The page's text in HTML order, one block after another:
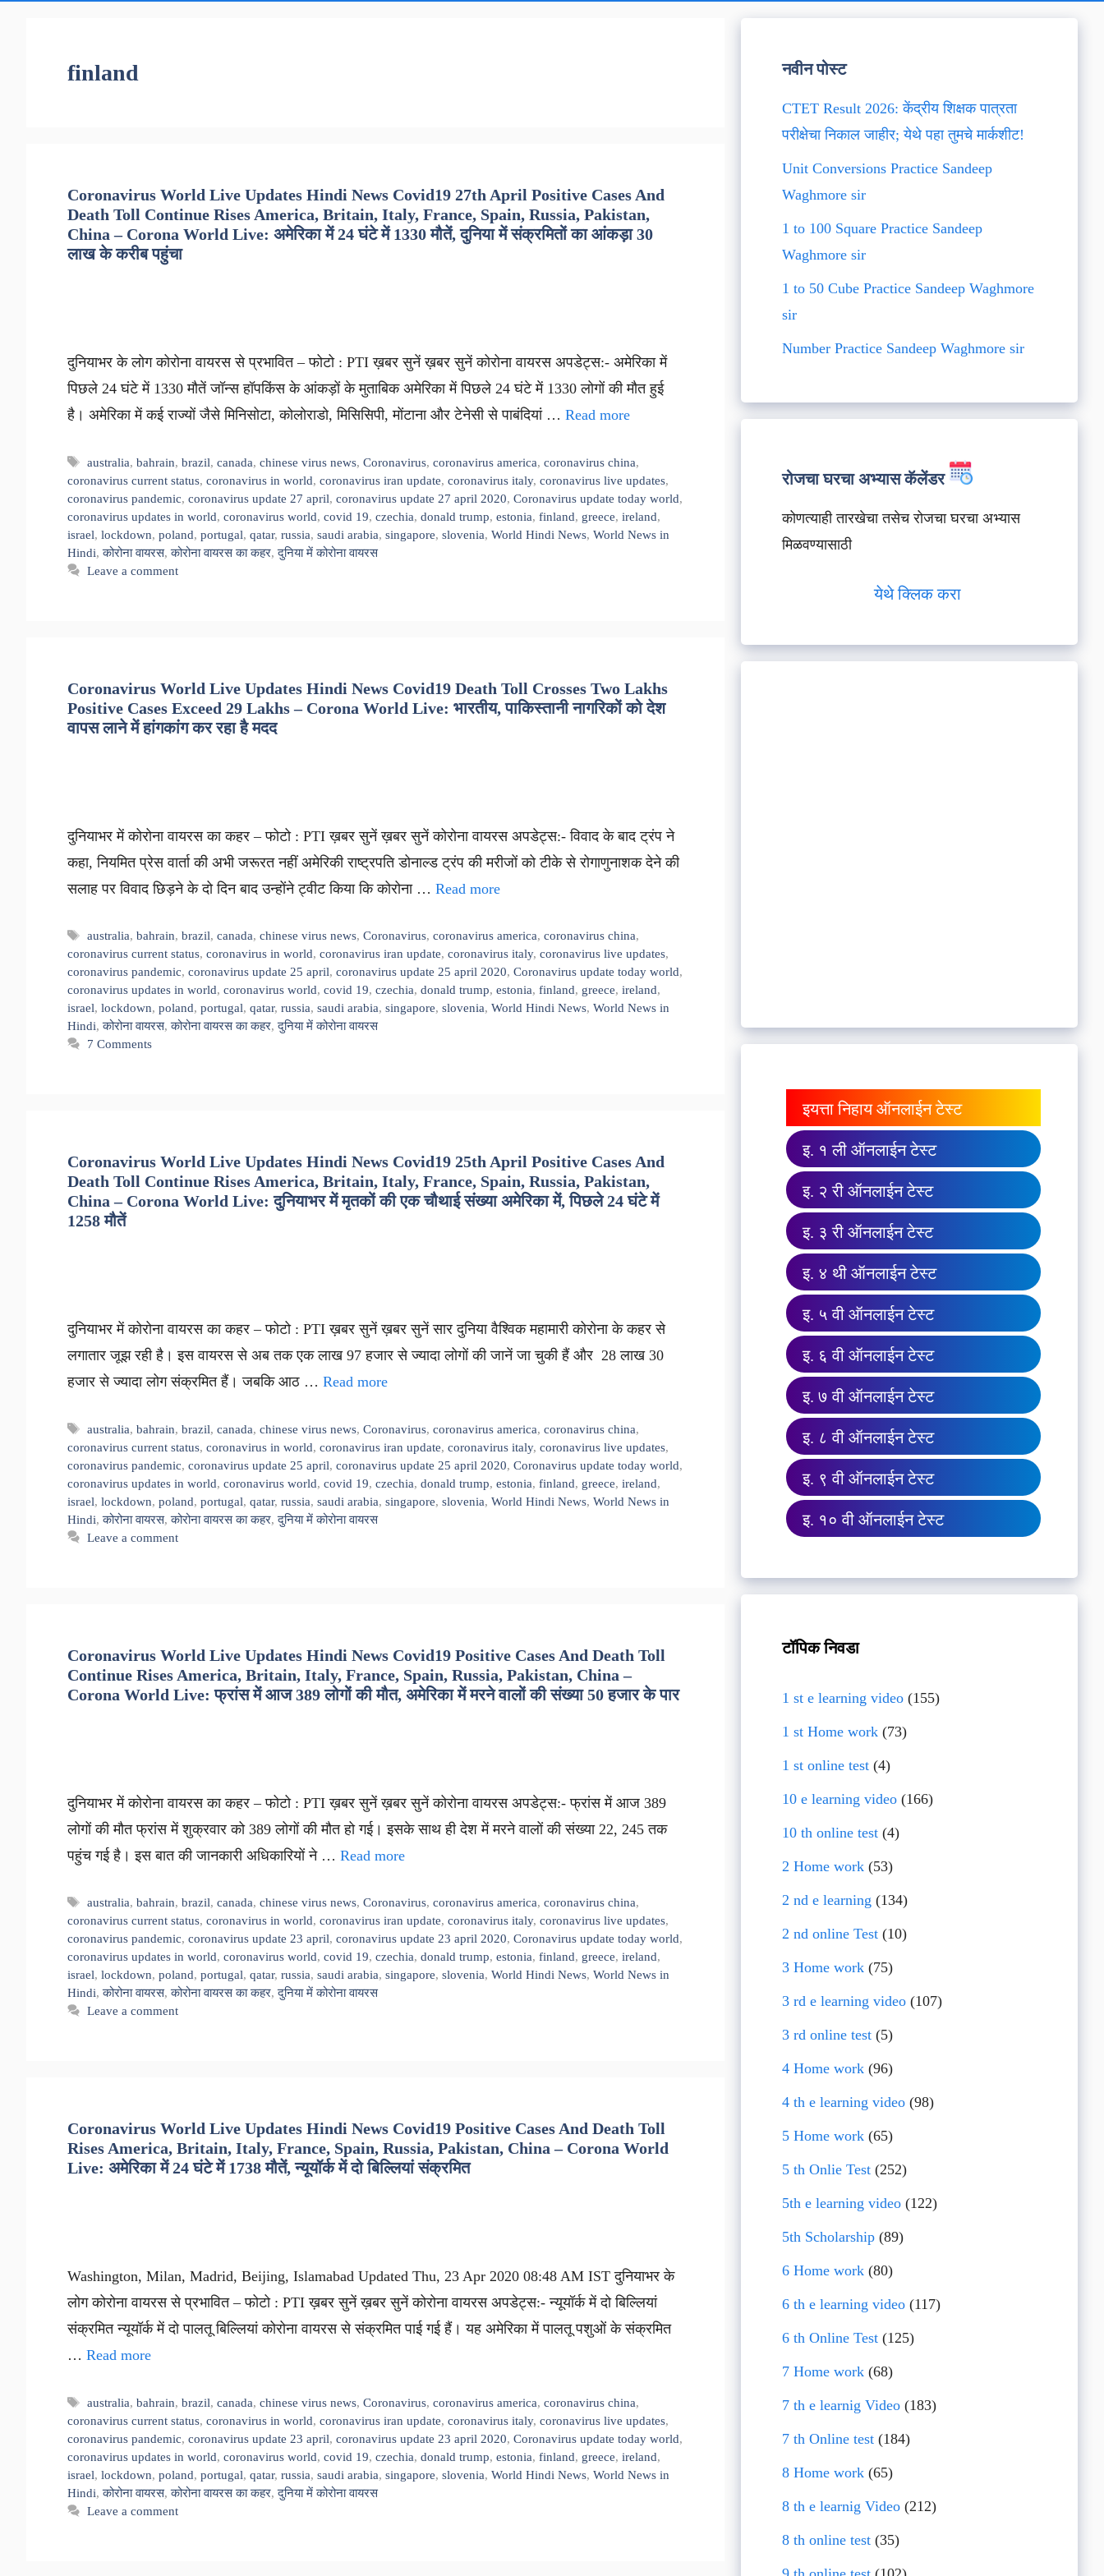
finland
Coronavirus World Live Updates Hindi News Covid19 27th April Positive Cases And
Death Toll Continue Rises America, Britain, Italy, France, Spain, Russia, Pakistan,
China – Corona World Live: अमेरिका में 24 घंटे में 1330 मौतें, दुनिया में संक्रमितों का आंकड़ा 30
लाख के करीब पहुंचा
दुनियाभर के लोग कोरोना वायरस से प्रभावित – फोटो : PTI ख़बर सुनें ख़बर सुनें कोरोना वायरस अपडेट्स:- अमेरिका में
पिछले 24 घंटे में 1330 मौतें जॉन्स हॉपकिंस के आंकड़ों के मुताबिक अमेरिका में पिछले 24 घंटे में 1330 लोगों की मौत हुई
है। अमेरिका में कई राज्यों जैसे मिनिसोटा, कोलोराडो, मिसिसिपी, मोंटाना और टेनेसी से पाबंदियां … Read more
Tags
australia,bahrain,brazil,canada,chinese virus news,Coronavirus,coronavirus america,coronavirus china,
coronavirus current status, coronavirus in world, coronavirus iran update, coronavirus italy, coronavirus live updates,
coronavirus pandemic, coronavirus update 27 april, coronavirus update 27 april 2020, Coronavirus update today world,
coronavirus updates in world, coronavirus world, covid 19, czechia, donald trump, estonia, finland, greece, ireland,
israel, lockdown, poland, portugal, qatar, russia, saudi arabia, singapore, slovenia, World Hindi News, World News in
Hindi,कोरोना वायरस,कोरोना वायरस का कहर,दुनिया में कोरोना वायरस
Leave a comment
Coronavirus World Live Updates Hindi News Covid19 Death Toll Crosses Two Lakhs
Positive Cases Exceed 29 Lakhs – Corona World Live: भारतीय, पाकिस्तानी नागरिकों को देश
वापस लाने में हांगकांग कर रहा है मदद
दुनियाभर में कोरोना वायरस का कहर – फोटो : PTI ख़बर सुनें ख़बर सुनें कोरोना वायरस अपडेट्स:- विवाद के बाद ट्रंप ने
कहा, नियमित प्रेस वार्ता की अभी जरूरत नहीं अमेरिकी राष्ट्रपति डोनाल्ड ट्रंप की मरीजों को टीके से रोगाणुनाशक देने की
सलाह पर विवाद छिड़ने के दो दिन बाद उन्होंने ट्वीट किया कि कोरोना … Read more
Tags
australia,bahrain,brazil,canada,chinese virus news,Coronavirus,coronavirus america,coronavirus china,
coronavirus current status, coronavirus in world, coronavirus iran update, coronavirus italy, coronavirus live updates,
coronavirus pandemic, coronavirus update 25 april, coronavirus update 25 april 2020, Coronavirus update today world,
coronavirus updates in world, coronavirus world, covid 19, czechia, donald trump, estonia, finland, greece, ireland,
israel, lockdown, poland, portugal, qatar, russia, saudi arabia, singapore, slovenia, World Hindi News, World News in
Hindi,कोरोना वायरस,कोरोना वायरस का कहर,दुनिया में कोरोना वायरस
7 Comments
Coronavirus World Live Updates Hindi News Covid19 25th April Positive Cases And
Death Toll Continue Rises America, Britain, Italy, France, Spain, Russia, Pakistan,
China – Corona World Live: दुनियाभर में मृतकों की एक चौथाई संख्या अमेरिका में, पिछले 24 घंटे में
1258 मौतें
दुनियाभर में कोरोना वायरस का कहर – फोटो : PTI ख़बर सुनें ख़बर सुनें सार दुनिया वैश्विक महामारी कोरोना के कहर से
लगातार जूझ रही है। इस वायरस से अब तक एक लाख 97 हजार से ज्यादा लोगों की जानें जा चुकी हैं और 28 लाख 30
हजार से ज्यादा लोग संक्रमित हैं। जबकि आठ … Read more
Tags
australia,bahrain,brazil,canada,chinese virus news,Coronavirus,coronavirus america,coronavirus china,
coronavirus current status, coronavirus in world, coronavirus iran update, coronavirus italy, coronavirus live updates,
coronavirus pandemic, coronavirus update 25 april, coronavirus update 25 april 2020, Coronavirus update today world,
coronavirus updates in world, coronavirus world, covid 19, czechia, donald trump, estonia, finland, greece, ireland,
israel, lockdown, poland, portugal, qatar, russia, saudi arabia, singapore, slovenia, World Hindi News, World News in
Hindi,कोरोना वायरस,कोरोना वायरस का कहर,दुनिया में कोरोना वायरस
Leave a comment
Coronavirus World Live Updates Hindi News Covid19 Positive Cases And Death Toll
Continue Rises America, Britain, Italy, France, Spain, Russia, Pakistan, China –
Corona World Live: फ्रांस में आज 389 लोगों की मौत, अमेरिका में मरने वालों की संख्या 50 हजार के पार
दुनियाभर में कोरोना वायरस का कहर – फोटो : PTI ख़बर सुनें ख़बर सुनें कोरोना वायरस अपडेट्स:- फ्रांस में आज 389
लोगों की मौत फ्रांस में शुक्रवार को 389 लोगों की मौत हो गई। इसके साथ ही देश में मरने वालों की संख्या 22, 245 तक
पहुंच गई है। इस बात की जानकारी अधिकारियों ने … Read more
Tags
australia,bahrain,brazil,canada,chinese virus news,Coronavirus,coronavirus america,coronavirus china,
coronavirus current status, coronavirus in world, coronavirus iran update, coronavirus italy, coronavirus live updates,
coronavirus pandemic, coronavirus update 23 april, coronavirus update 23 april 2020, Coronavirus update today world,
coronavirus updates in world, coronavirus world, covid 19, czechia, donald trump, estonia, finland, greece, ireland,
israel, lockdown, poland, portugal, qatar, russia, saudi arabia, singapore, slovenia, World Hindi News, World News in
Hindi,कोरोना वायरस,कोरोना वायरस का कहर,दुनिया में कोरोना वायरस
Leave a comment
Coronavirus World Live Updates Hindi News Covid19 Positive Cases And Death Toll
Rises America, Britain, Italy, France, Spain, Russia, Pakistan, China – Corona World
Live: अमेरिका में 24 घंटे में 1738 मौतें, न्यूयॉर्क में दो बिल्लियां संक्रमित
Washington, Milan, Madrid, Beijing, Islamabad Updated Thu, 23 Apr 2020 08:48 AM IST दुनियाभर के
लोग कोरोना वायरस से प्रभावित – फोटो : PTI ख़बर सुनें ख़बर सुनें कोरोना वायरस अपडेट्स:- न्यूयॉर्क में दो बिल्लियां
संक्रमित न्यूयॉर्क में दो पालतू बिल्लियां कोरोना वायरस से संक्रमित पाई गई हैं। यह अमेरिका में पालतू पशुओं के संक्रमित
… Read more
Tags
australia,bahrain,brazil,canada,chinese virus news,Coronavirus,coronavirus america,coronavirus china,
coronavirus current status, coronavirus in world, coronavirus iran update, coronavirus italy, coronavirus live updates,
coronavirus pandemic, coronavirus update 23 april, coronavirus update 23 april 2020, Coronavirus update today world,
coronavirus updates in world, coronavirus world, covid 19, czechia, donald trump, estonia, finland, greece, ireland,
israel, lockdown, poland, portugal, qatar, russia, saudi arabia, singapore, slovenia, World Hindi News, World News in
Hindi,कोरोना वायरस,कोरोना वायरस का कहर,दुनिया में कोरोना वायरस
Leave a comment
नवीन पोस्ट
CTET Result 2026: केंद्रीय शिक्षक पात्रता
परीक्षेचा निकाल जाहीर; येथे पहा तुमचे मार्कशीट!
Unit Conversions Practice Sandeep
Waghmore sir
1 to 100 Square Practice Sandeep
Waghmore sir
1 to 50 Cube Practice Sandeep Waghmore
sir
Number Practice Sandeep Waghmore sir
रोजचा घरचा अभ्यास कॅलेंडर
कोणत्याही तारखेचा तसेच रोजचा घरचा अभ्यास
मिळवण्यासाठी
येथे क्लिक करा
इयत्ता निहाय ऑनलाईन टेस्ट
इ. १ ली ऑनलाईन टेस्ट
इ. २ री ऑनलाईन टेस्ट
इ. ३ री ऑनलाईन टेस्ट
इ. ४ थी ऑनलाईन टेस्ट
इ. ५ वी ऑनलाईन टेस्ट
इ. ६ वी ऑनलाईन टेस्ट
इ. ७ वी ऑनलाईन टेस्ट
इ. ८ वी ऑनलाईन टेस्ट
इ. ९ वी ऑनलाईन टेस्ट
इ. १० वी ऑनलाईन टेस्ट
टॉपिक निवडा
1 st e learning video(155)
1 st Home work(73)
1 st online test(4)
10 e learning video(166)
10 th online test(4)
2 Home work(53)
2 nd e learning (134)
2 nd online Test(10)
3 Home work(75)
3 rd e learning video(107)
3 rd online test(5)
4 Home work(96)
4 th e learning video(98)
5 Home work(65)
5 th Onlie Test(252)
5th e learning video(122)
5th Scholarship(89)
6 Home work(80)
6 th e learning video(117)
6 th Online Test(125)
7 Home work(68)
7 th e learnig Video(183)
7 th Online test(184)
8 Home work(65)
8 th e learnig Video(212)
8 th online test(35)